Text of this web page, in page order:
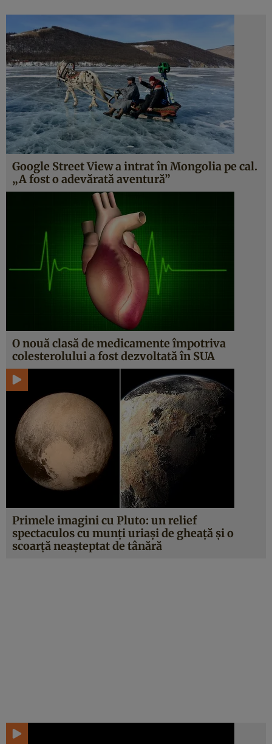
Google Street View a intrat în Mongolia pe cal.
„A fost o adevărată aventură”
O nouă clasă de medicamente împotriva
colesterolului a fost dezvoltată în SUA
Primele imagini cu Pluto: un relief
spectaculos cu munţi uriaşi de gheaţă şi o
scoarţă neaşteptat de tânără